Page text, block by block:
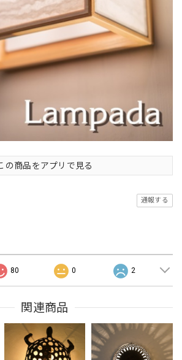
の商品をアプリで見る
通報する
80 0 2
関連商品